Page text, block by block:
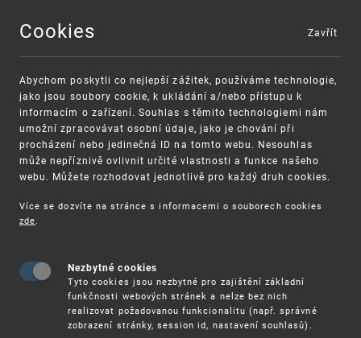
MENU
VAROVÁNÍ
Finanční podpora
Cookies
Abychom poskytli co nejlepší zážitek, používáme technologie,
jako jsou soubory cookie, k ukládání a/nebo přístupu k
informacím o zařízení. Souhlas s těmito technologiemi nám
umožní zpracovávat osobní údaje, jako je chování při
procházení nebo jedinečná ID na tomto webu. Nesouhlas
může nepříznivě ovlivnit určité vlastnosti a funkce našeho
webu. Můžete rozhodovat jednotlivě pro každý druh cookies.
Více se dozvíte na stránce s informacemi o souborech cookies
zde.
Nezbytné cookies
Tyto cookies jsou nezbytné pro zajištění základní
funkčnosti webových stránek a nelze bez nich
realizovat požadovanou funkcionalitu (např. správné
zobrazení stránky, session id, nastavení souhlasů).
Zavřít